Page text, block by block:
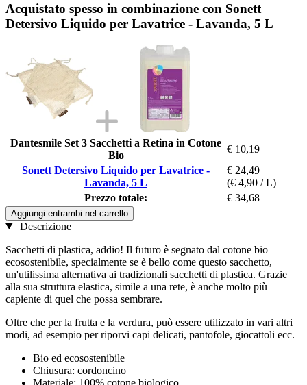
Acquistato spesso in combinazione con Sonett
Detersivo Liquido per Lavatrice - Lavanda, 5 L
Dantesmile Set 3 Sacchetti a Retina in Cotone
Bio
€ 10,19
Sonett Detersivo Liquido per Lavatrice -
Lavanda, 5 L
€ 24,49
(€ 4,90 / L)
Prezzo totale:
€ 34,68
Aggiungi entrambi nel carrello
Descrizione
Sacchetti di plastica, addio! Il futuro è segnato dal cotone bio
ecosostenibile, specialmente se è bello come questo sacchetto,
un'utilissima alternativa ai tradizionali sacchetti di plastica. Grazie
alla sua struttura elastica, simile a una rete, è anche molto più
capiente di quel che possa sembrare.
Oltre che per la frutta e la verdura, può essere utilizzato in vari altri
modi, ad esempio per riporvi capi delicati, pantofole, giocattoli ecc.
Bio ed ecosostenibile
Chiusura: cordoncino
Materiale: 100% cotone biologico